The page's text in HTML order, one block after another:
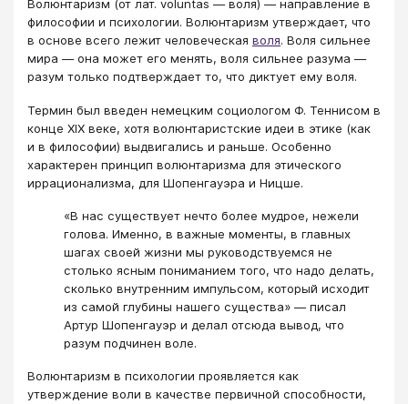
Волюнтаризм (от лат. voluntas — воля) — направление в
философии и психологии. Волюнтаризм утверждает, что
в основе всего лежит человеческая воля. Воля сильнее
мира — она может его менять, воля сильнее разума —
разум только подтверждает то, что диктует ему воля.
Термин был введен немецким социологом Ф. Теннисом в
конце XIX веке, хотя волюнтаристские идеи в этике (как
и в философии) выдвигались и раньше. Особенно
характерен принцип волюнтаризма для этического
иррационализма, для Шопенгауэра и Ницше.
«В нас существует нечто более мудрое, нежели
голова. Именно, в важные моменты, в главных
шагах своей жизни мы руководствуемся не
столько ясным пониманием того, что надо делать,
сколько внутренним импульсом, который исходит
из самой глубины нашего существа» — писал
Артур Шопенгауэр и делал отсюда вывод, что
разум подчинен воле.
Волюнтаризм в психологии проявляется как
утверждение воли в качестве первичной способности,